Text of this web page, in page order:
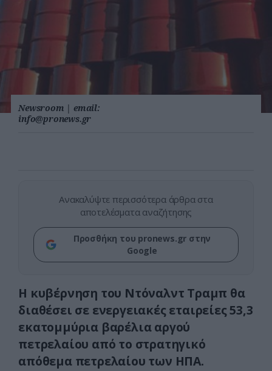
Newsroom | email:
info@pronews.gr
Ανακαλύψτε περισσότερα άρθρα στα
αποτελέσματα αναζήτησης
Προσθήκη του pronews.gr στην
Google
Η κυβέρνηση του Ντόναλντ Τραμπ θα
διαθέσει σε ενεργειακές εταιρείες 53,3
εκατομμύρια βαρέλια αργού
πετρελαίου από το στρατηγικό
απόθεμα πετρελαίου των ΗΠΑ.